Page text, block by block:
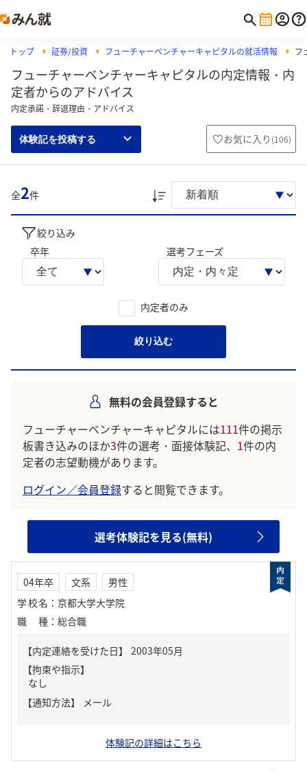
トップ 証券/投資 フューチャーベンチャーキャピタルの就活情報 フ
フューチャーベンチャーキャピタルの内定情報・内
定者からのアドバイス
内定承諾・辞退理由・アドバイス
体験記を投稿する お気に入り (106)
全2件
絞り込み
卒年
選考フェーズ
内定者のみ
絞り込む
無料の会員登録すると
フューチャーベンチャーキャピタルには111件の掲示
板書き込みのほか3件の選考・面接体験記、 1件の内
定者の志望動機があります。
ログイン／会員登録すると閲覧できます。
選考体験記を見る(無料)
04年卒 文系
男性
学校名 ： 京都大学大学院
職種 ： 総合職
【内定連絡を受けた日】
2003年05月
【拘束や指示】
なし
【通知方法】
メール
体験記の詳細はこちら